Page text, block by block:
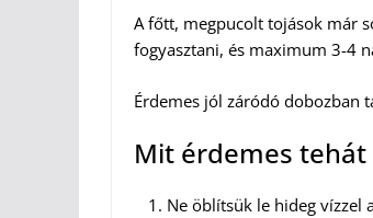
A főtt, megpucolt tojások már
fogyasztani, és maximum 3-4
Érdemes jól záródó dobozban
Mit érdemes tehát
Ne öblítsük le hideg vízzel